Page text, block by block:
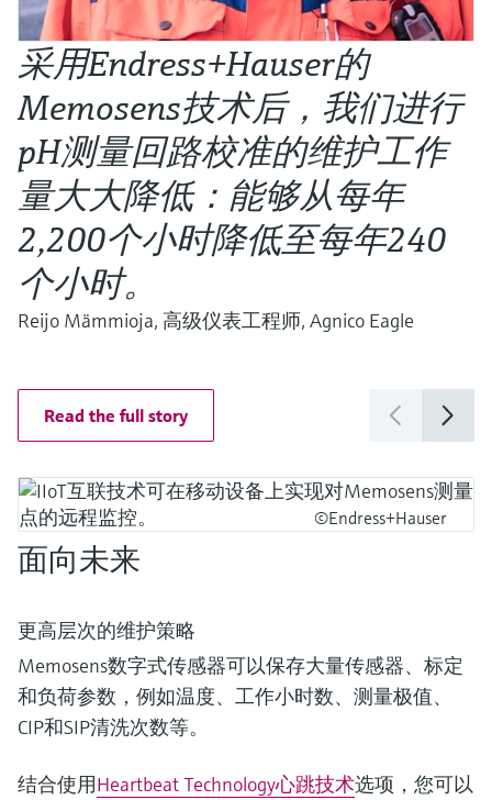
采用Endress+Hauser的
Memosens技术后，我们进行
pH测量回路校准的维护工作
量大大降低：能够从每年
2,200个小时降低至每年240
个小时。
Reijo Mämmioja, 高级仪表工程师, Agnico Eagle
Read the full story
©Endress+Hauser
面向未来
更高层次的维护策略
Memosens数字式传感器可以保存大量传感器、标定
和负荷参数，例如温度、工作小时数、测量极值、
CIP和SIP清洗次数等。
结合使用Heartbeat Technology心跳技术选项，您可以